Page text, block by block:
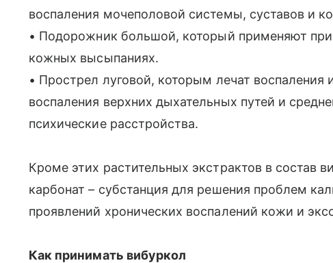
воспаления мочеполовой системы, суставов и
• Подорожник большой, который применяют
кожных высыпаниях.
• Прострел луговой, которым лечат воспаления
воспаления верхних дыхательных путей и
психические расстройства.
Кроме этих растительных экстрактов в состав
карбонат – субстанция для решения проблем
проявлений хронических воспалений кожи и
Как принимать вибуркол